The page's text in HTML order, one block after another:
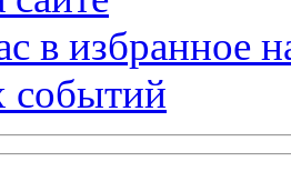
в избранное
событий